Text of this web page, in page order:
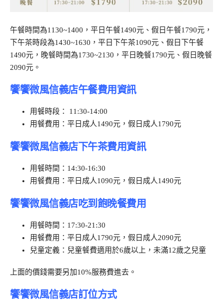
午餐時間為1130~1400，平日午餐1490元、假日午餐1790元，
下午茶時段為1430~1630，平日下午茶1090元、假日下午餐
1490元，晚餐時間為1730~2130，平日晚餐1790元、假日晚餐
2090元。
饗饗微風信義店午餐費用資訊
用餐時段： 11:30-14:00
用餐費用：平日成人1490元，假日成人1790元
饗饗微風信義店下午茶費用資訊
用餐時間：14:30-16:30
用餐費用：平日成人1090元，假日成人1490元
饗饗微風信義店吃到飽晚餐費用
用餐時間：17:30-21:30
用餐費用：平日成人1790元，假日成人2090元
兒童定義：兒童餐費適用於6歲以上，未滿12歲之兒童
上面的價錢需要另加10%服務費進去。
饗饗微風信義店訂位方式